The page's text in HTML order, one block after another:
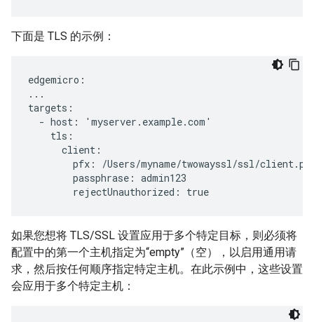
下面是 TLS 的示例：
edgemicro:
...
targets:
  - host: 'myserver.example.com'
    tls:
      client:
pfx: /Users/myname/twowayssl/ssl/
        passphrase: admin123
        rejectUnauthorized: true
如果您想将 TLS/SSL 设置应用于多个特定目标，则必须将
配置中的第一个主机指定为“empty”（空），以启用通用请
求，然后按任何顺序指定特定主机。在此示例中，这些设置
会应用于多个特定主机：